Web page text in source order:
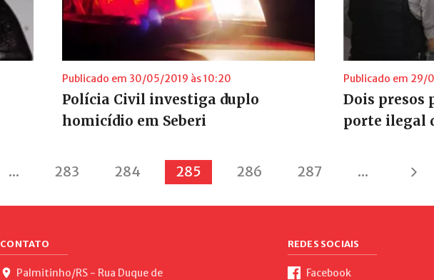
Publicado em 30/05/2019 às 10:20
Polícia Civil investiga duplo
homicídio em Seberi
Publicado em 29/
Dois presos
porte ilegal
... 283 284 285 286 287 ...
CONTATO
Palmitinho/RS - Rua Duque de
REDES SOCIAIS
Facebook